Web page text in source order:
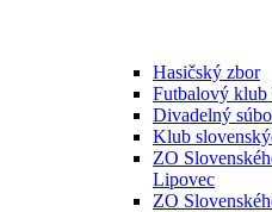
Hasičský zbor
Futbalový
Divadelný
Klub
ZO
Lipovec
ZO